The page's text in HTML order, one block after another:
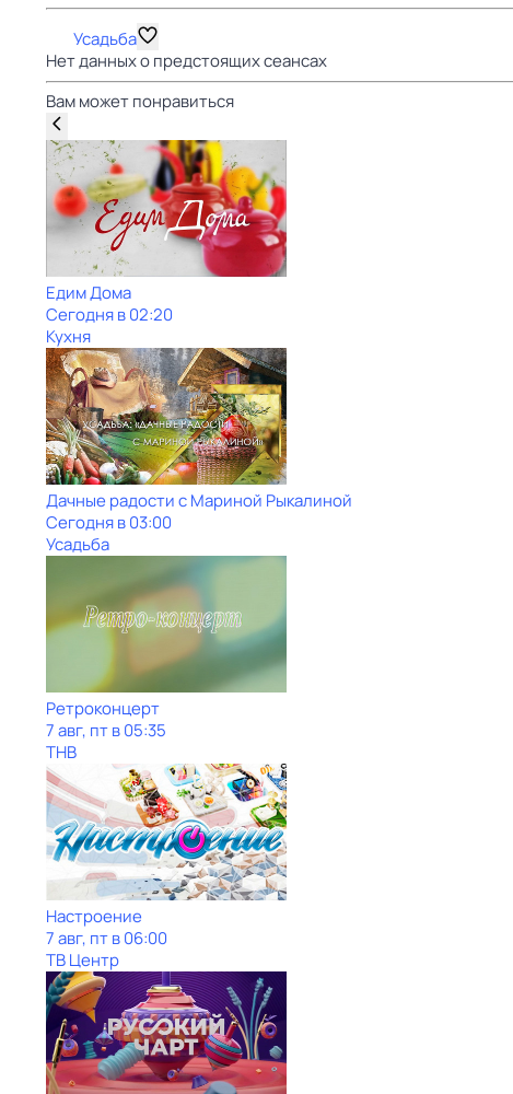
Усадьба
Нет данных о предстоящих сеансах
Вам может понравиться
Едим Дома
Сегодня в 02:20
Кухня
Дачные радости с Мариной Рыкалиной
Сегодня в 03:00
Усадьба
Ретроконцерт
7 авг, пт в 05:35
ТНВ
Настроение
7 авг, пт в 06:00
ТВ Центр